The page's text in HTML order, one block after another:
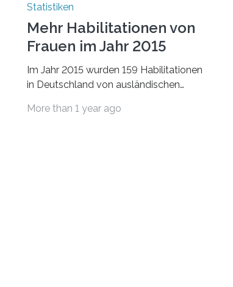
Statistiken
Mehr Habilitationen von
Frauen im Jahr 2015
Im Jahr 2015 wurden 159 Habilitationen
in Deutschland von ausländischen
Wissenschaftlern erfolgreich beendet.
More than 1 year ago